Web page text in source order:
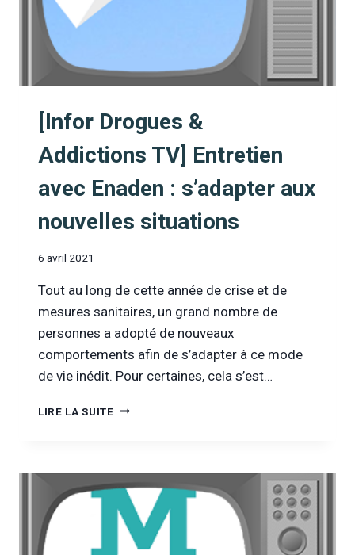
[Infor Drogues &
Addictions TV] Entretien
avec Enaden : s’adapter aux
nouvelles situations
6 avril 2021
Tout au long de cette année de crise et de
mesures sanitaires, un grand nombre de
personnes a adopté de nouveaux
comportements afin de s’adapter à ce mode
de vie inédit. Pour certaines, cela s’est…
LIRE LA SUITE[INFOR
TV]
ENTRETIEN
AVEC
ENADEN